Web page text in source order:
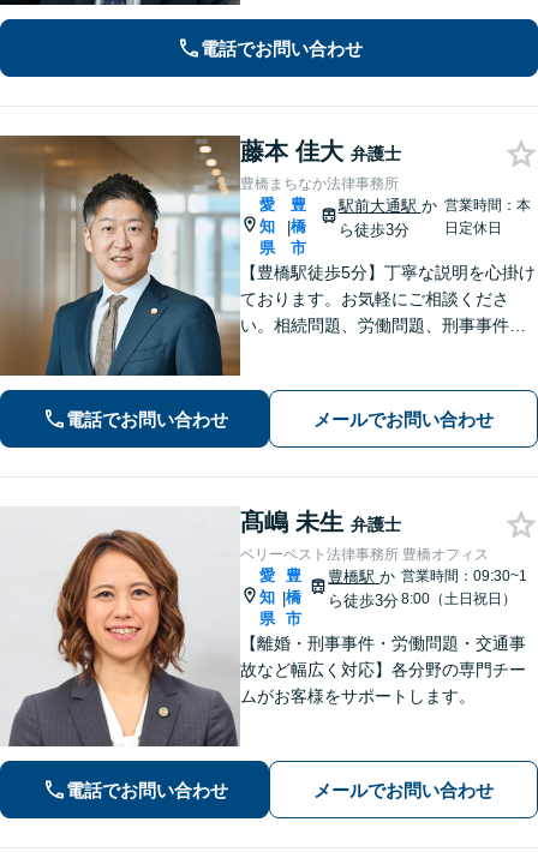
査、事業承継まで幅広く対応。【休
日・夜間対応OK】【豊橋駅10分】
電話でお問い合わせ
藤本 佳大 弁護士
豊橋まちなか法律事務所
愛
知
県
|
豊
橋
市
駅前大通駅 か
ら徒歩3分
営業時間：本
日定休日
【豊橋駅徒歩5分】丁寧な説明を心掛け
ております。お気軽にご相談くださ
い。相続問題、労働問題、刑事事件そ
電話でお問い合わせ メールでお問い合わせ
髙嶋 未生 弁護士
ベリーベスト法律事務所 豊橋オフィス
愛
知
県
|
豊
橋
市
豊橋駅か
ら徒歩3分
営業時間：09:30~1
8:00（土日祝日）
【離婚・刑事事件・労働問題・交通事
故など幅広く対応】各分野の専門チー
ムがお客様をサポートします。
電話でお問い合わせ メールでお問い合わせ